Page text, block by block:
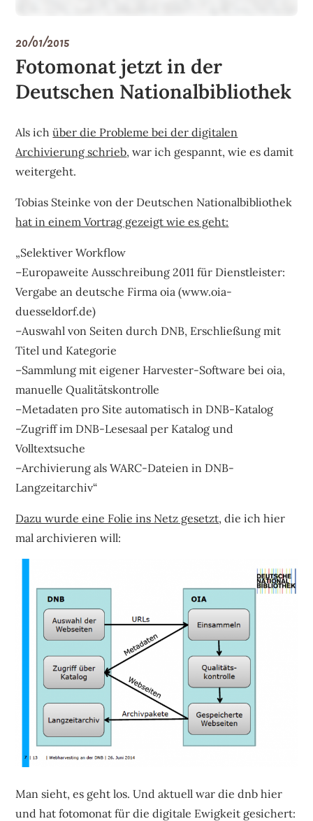
20/01/2015
Fotomonat jetzt in der
Deutschen Nationalbibliothek
Als ichüber die Probleme bei der digitalen
Archivierung schrieb, war ich gespannt, wie es damit
weitergeht.
Tobias Steinke von der Deutschen Nationalbibliothek
hat in einem Vortrag gezeigt wie es geht:
„Selektiver Workflow
–Europaweite Ausschreibung 2011 für Dienstleister:
Vergabe an deutsche Firma oia (www.oia-
duesseldorf.de)
–Auswahl von Seiten durch DNB, Erschließung mit
Titel und Kategorie
–Sammlung mit eigener Harvester-Software bei oia,
manuelle Qualitätskontrolle
–Metadaten pro Site automatisch in DNB-Katalog
–Zugriff im DNB-Lesesaal per Katalog und
Volltextsuche
–Archivierung als WARC-Dateien in DNB-
Langzeitarchiv“
Dazu wurde eine Folie ins Netz gesetzt, die ich hier
mal archivieren will:
Man sieht, es geht los. Und aktuell war die dnb hier
und hat fotomonat für die digitale Ewigkeit gesichert: